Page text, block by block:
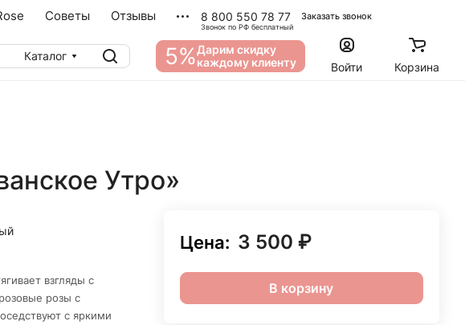
Советы Отзывы 8 800 550 78 77
Звонок по РФ бесплатный
Заказать звонок
Каталог 5%Дарим скидку
каждому клиенту
Войти Корзина
Утро»
взгляды с
розы с
с яркими
Цена: 3 500 ₽
В корзину